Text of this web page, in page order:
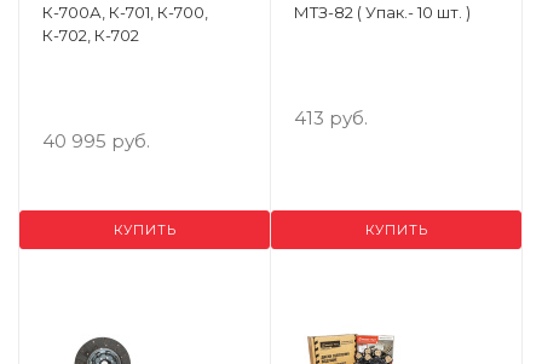
К-700А, К-701, К-700,
К-702, К-702
40 995 руб.
КУПИТЬ
МТЗ-82 ( Упак.- 10 шт. )
413 руб.
КУПИТЬ